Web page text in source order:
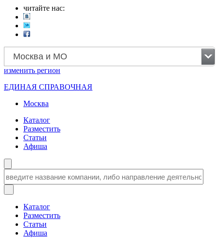
читайте нас:
Москва и МО
изменить регион
ЕДИНАЯ СПРАВОЧНАЯ
Москва
Каталог
Разместить
Статьи
Афиша
Каталог
Разместить
Статьи
Афиша